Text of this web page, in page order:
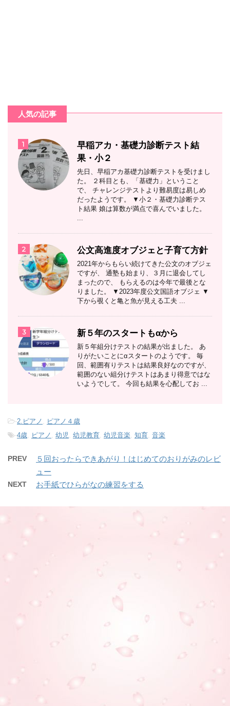
人気の記事
1
早稲アカ・基礎力診断テスト結
果・小２
先日、早稲アカ基礎力診断テストを受けまし
た。 ２科目とも、「基礎力」ということ
で、 チャレンジテストより難易度は易しめ
だったようです。 ▼小２・基礎力診断テス
ト結果 娘は算数が満点で喜んでいました。
...
2 公文高進度オブジェと子育て方針
2021年からもらい続けてきた公文のオブジェ
ですが、 通塾も始まり、３月に退会してし
まったので、 もらえるのは今年で最後とな
りました。 ▼2023年度公文国語オブジェ ▼
下から覗くと亀と魚が見える工夫 ...
3 新５年のスタートもαから
新５年組分けテストの結果が出ました。 あ
りがたいことにαスタートのようです。 毎
回、範囲有りテストは結果良好なのですが、
範囲のない組分けテストはあまり得意ではな
いようでして。 今回も結果を心配してお ...
-2.ピアノ , ピアノ４歳
-4歳, ピアノ , 幼児, 幼児教育, 幼児音楽, 知育, 音楽
PREV
５回おったらできあがり！はじめてのおりがみのレビ
ュー
NEXT お手紙でひらがなの練習をする